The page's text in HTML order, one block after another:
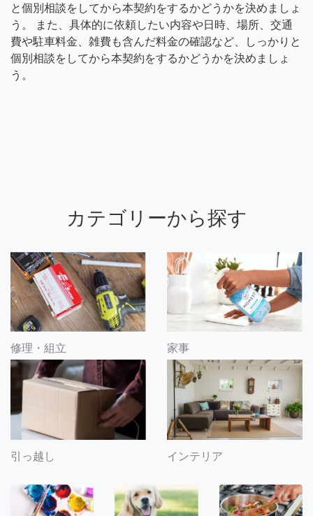
と個別相談をしてから本契約をするかどうかを決めましょ
う。 また、具体的に依頼したい内容や日時、場所、交通
費や駐車料金、雑費も含んだ料金の確認など、しっかりと
個別相談をしてから本契約をするかどうかを決めましょ
う。
カテゴリーから探す
修理・組立 家事
引っ越し インテリア